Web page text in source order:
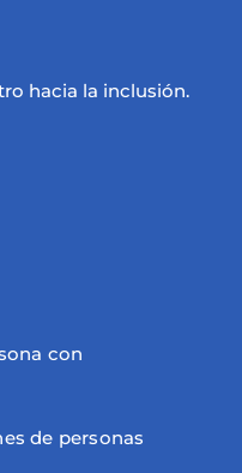
hacia la inclusión.
con
de personas